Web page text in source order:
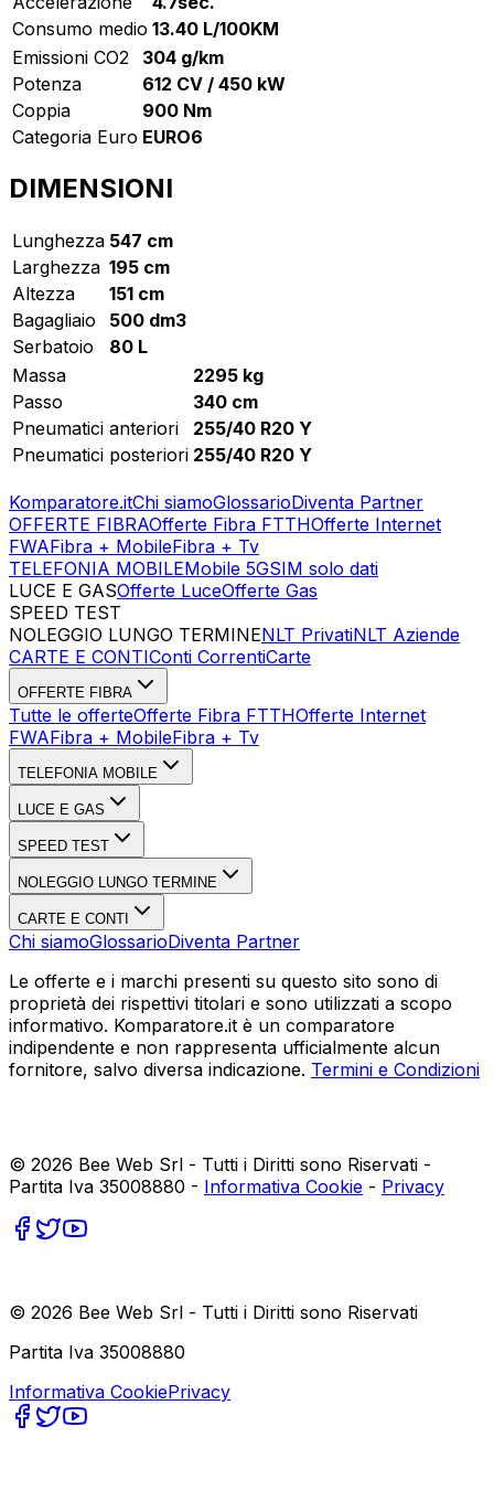
Consumo medio 13.40 L/100KM
Emissioni CO2
304 g/km
Potenza
612 CV / 450 kW
Coppia
900 Nm
Categoria Euro EURO6
DIMENSIONI
Lunghezza 547 cm
Larghezza 195 cm
Altezza
151 cm
Bagagliaio
500 dm3
Serbatoio
80 L
Massa
2295 kg
Passo
340 cm
Pneumatici anteriori
255/40 R20 Y
Pneumatici posteriori 255/40 R20 Y
Komparatore.itChi siamoGlossarioDiventa Partner
OFFERTE FIBRAOfferte Fibra FTTHOfferte Internet
FWAFibra + MobileFibra + Tv
TELEFONIA MOBILEMobile 5GSIM solo dati
LUCE E GASOfferte LuceOfferte Gas
SPEED TEST
NOLEGGIO LUNGO TERMINENLT PrivatiNLT Aziende
CARTE E CONTIConti CorrentiCarte
OFFERTE FIBRA
Tutte le offerteOfferte Fibra FTTHOfferte Internet
FWAFibra + MobileFibra + Tv
TELEFONIA MOBILE
LUCE E GAS
SPEED TEST
NOLEGGIO LUNGO TERMINE
CARTE E CONTI
Chi siamoGlossarioDiventa Partner
Le offerte e i marchi presenti su questo sito sono di
proprietà dei rispettivi titolari e sono utilizzati a scopo
informativo. Komparatore.it è un comparatore
indipendente e non rappresenta ufficialmente alcun
fornitore, salvo diversa indicazione. Termini e Condizioni
© 2026 Bee Web Srl - Tutti i Diritti sono Riservati -
Partita Iva 35008880 - Informativa Cookie - Privacy
© 2026 Bee Web Srl - Tutti i Diritti sono Riservati
Partita Iva 35008880
Informativa CookiePrivacy